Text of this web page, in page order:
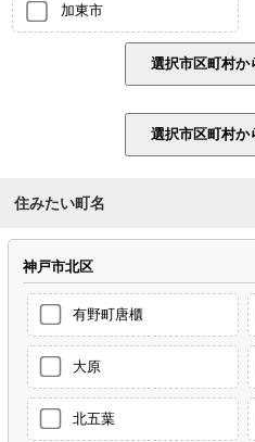
加東市
住みたい町名
神戸市北区
有野町唐櫃
大原
北五葉